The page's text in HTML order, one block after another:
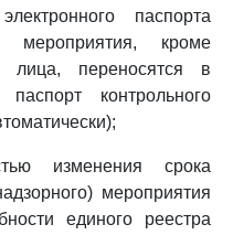
паспорта
мероприятия, кроме
лица, переносятся в
контрольного
изменения срока
мероприятия
единого реестра